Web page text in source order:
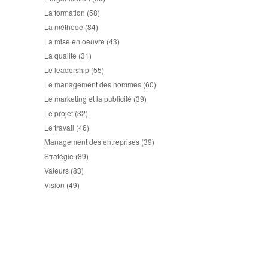
La formation (58)
La méthode (84)
La mise en oeuvre (43)
La qualité (31)
Le leadership (55)
Le management des hommes (60)
Le marketing et la publicité (39)
Le projet (32)
Le travail (46)
Management des entreprises (39)
Stratégie (89)
Valeurs (83)
Vision (49)